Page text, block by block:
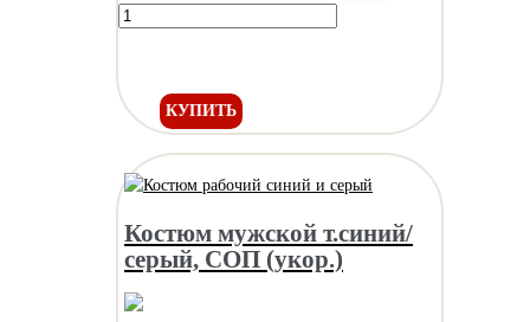
КУПИТЬ
Костюм мужской т.синий/
серый, СОП (укор.)